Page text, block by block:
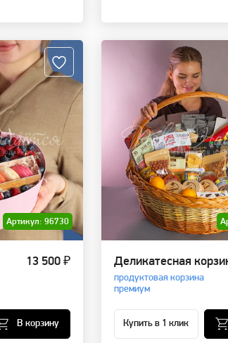
Артикул: 96730
13 500 ₽
В корзину
Деликатесная
продуктовая корзина
премиум
Купить в 1 клик